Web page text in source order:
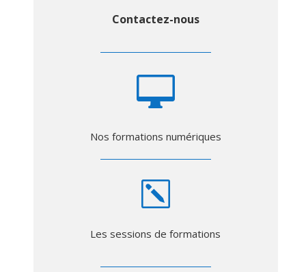
Contactez-nous

Nos formations numériques
k
Les sessions de formations